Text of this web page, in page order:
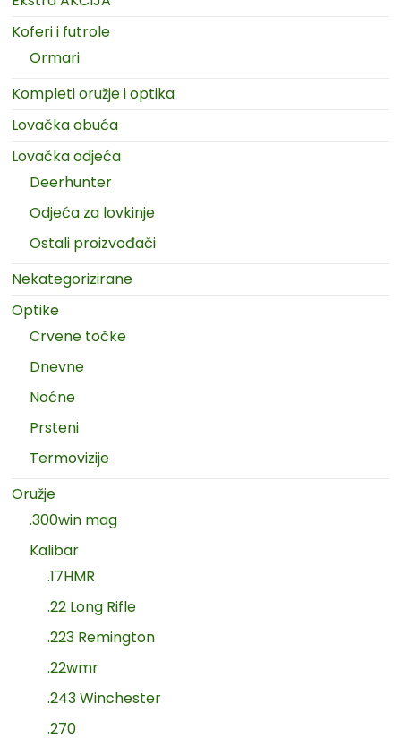
Koferi i futrole
Ormari
Kompleti oružje i optika
Lovačka obuća
Lovačka odjeća
Deerhunter
Odjeća za lovkinje
Ostali proizvođači
Nekategorizirane
Optike
Crvene točke
Dnevne
Noćne
Prsteni
Termovizije
Oružje
.300win mag
Kalibar
.17HMR
.22 Long Rifle
.223 Remington
.22wmr
.243 Winchester
.270